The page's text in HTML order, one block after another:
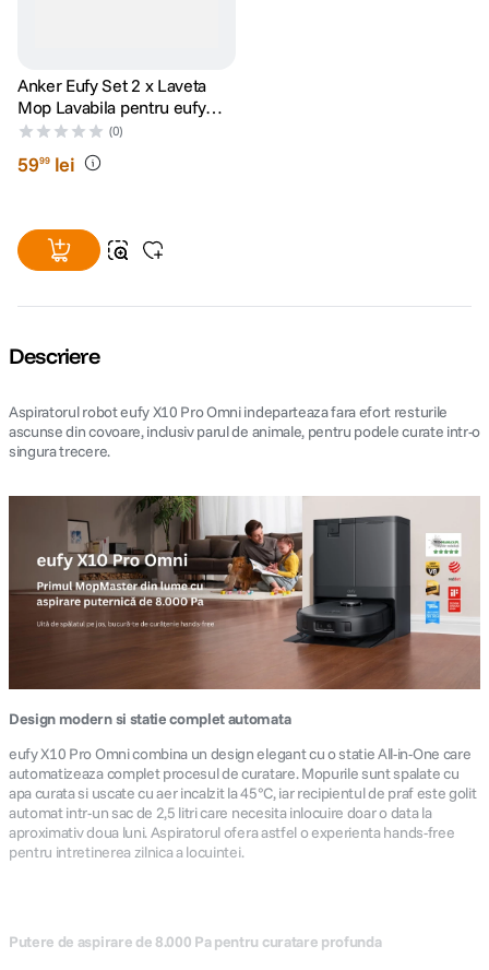
Anker Eufy Set 2 x Laveta
Mop Lavabila pentru eufy
X10 Pro Omni
(0)
5999 lei
Descriere
Aspiratorul robot eufy X10 Pro Omni indeparteaza fara efort resturile
ascunse din covoare, inclusiv parul de animale, pentru podele curate intr-o
singura trecere.
Design modern si statie complet automata
eufy X10 Pro Omni combina un design elegant cu o statie All-in-One care
automatizeaza complet procesul de curatare. Mopurile sunt spalate cu
apa curata si uscate cu aer incalzit la 45°C, iar recipientul de praf este golit
automat intr-un sac de 2,5 litri care necesita inlocuire doar o data la
aproximativ doua luni. Aspiratorul ofera astfel o experienta hands-free
pentru intretinerea zilnica a locuintei.
Putere de aspirare de 8.000 Pa pentru curatare profunda